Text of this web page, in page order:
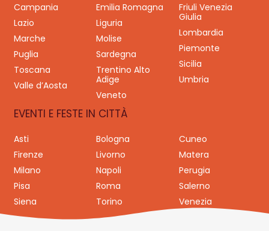
Campania
Emilia Romagna
Friuli Venezia
Giulia
Lazio
Liguria
Lombardia
Marche
Molise
Piemonte
Puglia
Sardegna
Sicilia
Toscana
Trentino Alto
Adige
Umbria
Valle d’Aosta
Veneto
EVENTI E FESTE IN CITTÀ
Asti Bologna
Cuneo
Firenze
Livorno
Matera
Milano
Napoli
Perugia
Pisa
Roma
Salerno
Siena
Torino Venezia